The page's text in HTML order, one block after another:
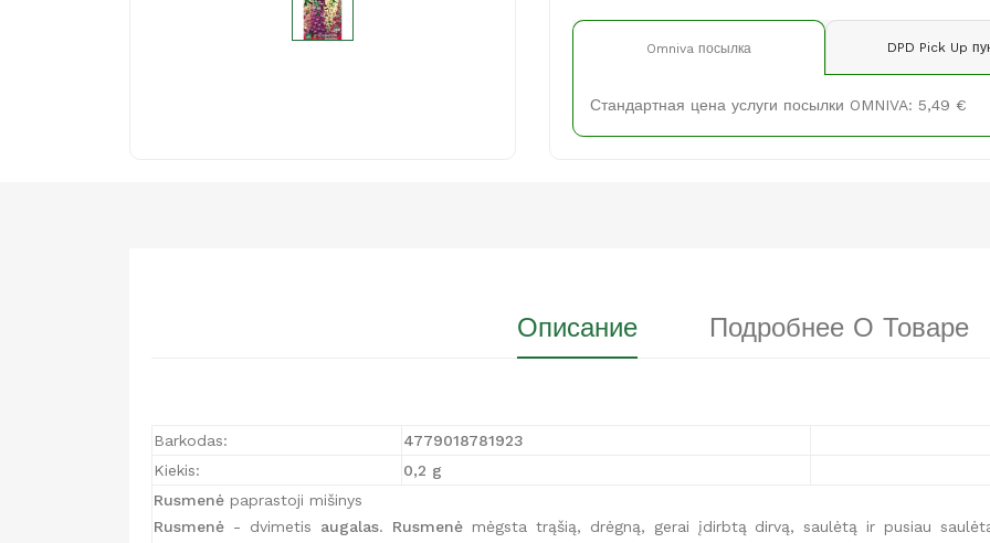
Omniva посылка DPD Pick Up
Стандартная цена услуги посылки OMNIVA: 5,49 €
Описание Подробнее О Товаре
Barkodas: 4779018781923
Kiekis:
0,2 g
Rusmenė paprastoji mišinys
Rusmenė - dvimetis augalas. Rusmenėmėgsta trąšią, drėgną, gerai įdirbtą dirvą, saulėtą ir pusiau